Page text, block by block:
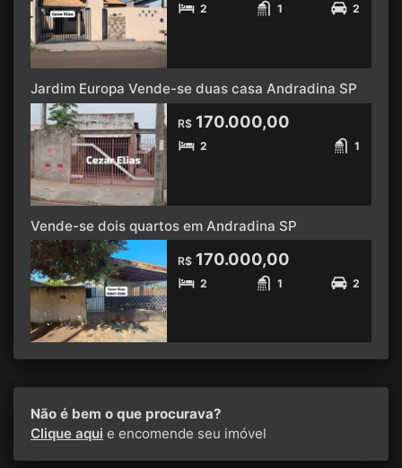
2 1 2
Jardim Europa Vende-se duas casa Andradina SP
R$ 170.000,00
2 1
Vende-se dois quartos em Andradina SP
R$ 170.000,00
2 1 2
Não é bem o que procurava?
Clique aqui e encomende seu imóvel